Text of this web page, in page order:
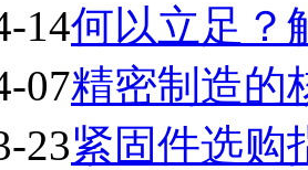
14何以立足？
07精密制造的
23紧固件选